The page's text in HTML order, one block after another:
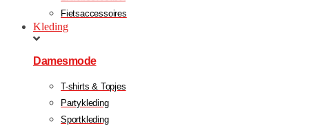
Fietsaccessoires
Kleding
Damesmode
T-shirts & Topjes
Partykleding
Sportkleding